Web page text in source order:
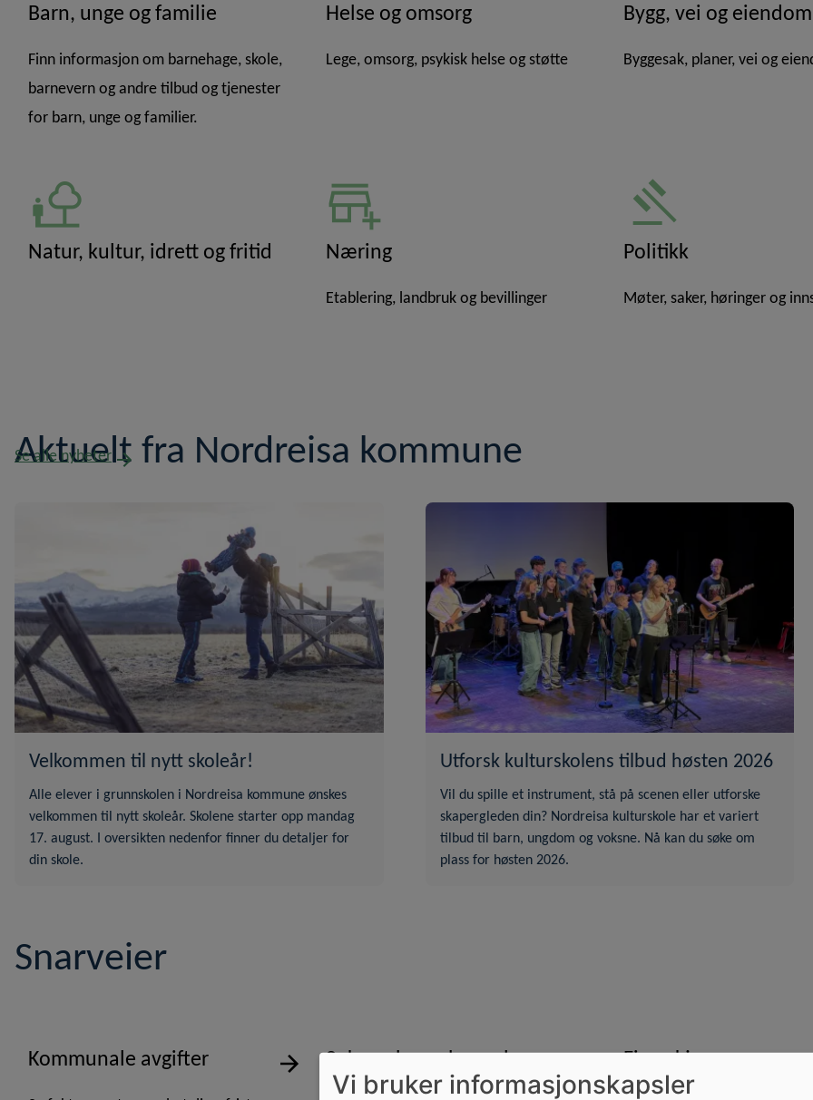
Barn, unge og familie
Finn informasjon om barnehage, skole,
barnevern og andre tilbud og tjenester
for barn, unge og familier.
Helse og omsorg
Lege, omsorg, psykisk helse og støtte
Bygg, vei og eiendom
Byggesak, planer, vei og
nature_people
Natur, kultur, idrett og fritid
add_business
Næring
Etablering, landbruk og bevillinger
gavel
Politikk
Møter, saker, høringer og
Aktuelt fra Nordreisa kommune
Se alle nyheter
Velkommen til nytt skoleår!
Alle elever i grunnskolen i Nordreisa kommune ønskes
velkommen til nytt skoleår. Skolene starter opp mandag
17. august. I oversikten nedenfor finner du detaljer for
din skole.
Utforsk kulturskolens tilbud høsten 2026
Vil du spille et instrument, stå på scenen eller utforske
skapergleden din? Nordreisa kulturskole har et variert
tilbud til barn, ungdom og voksne. Nå kan du søke om
plass for høsten 2026.
Snarveier
Kommunale avgifter Søk om barnehageplass Finn skjema
Vi bruker informasjonskapsler